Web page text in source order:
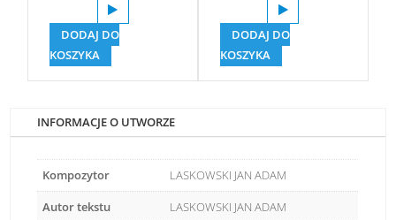
DODAJ DO
KOSZYKA
DODAJ DO
KOSZYKA
INFORMACJE O UTWORZE
Kompozytor
LASKOWSKI JAN ADAM
Autor tekstu
LASKOWSKI JAN ADAM